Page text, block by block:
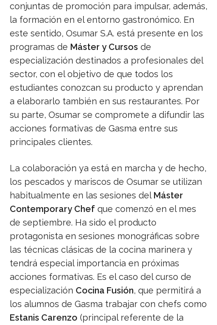
conjuntas de promoción para impulsar, además,
la formación en el entorno gastronómico. En
este sentido, Osumar S.A. está presente en los
programas de Máster y Cursos de
especialización destinados a profesionales del
sector, con el objetivo de que todos los
estudiantes conozcan su producto y aprendan
a elaborarlo también en sus restaurantes. Por
su parte, Osumar se compromete a difundir las
acciones formativas de Gasma entre sus
principales clientes.
La colaboración ya está en marcha y de hecho,
los pescados y mariscos de Osumar se utilizan
habitualmente en las sesiones del Máster
Contemporary Chef que comenzó en el mes
de septiembre. Ha sido el producto
protagonista en sesiones monográficas sobre
las técnicas clásicas de la cocina marinera y
tendrá especial importancia en próximas
acciones formativas. Es el caso del curso de
especialización Cocina Fusión, que permitirá a
los alumnos de Gasma trabajar con chefs como
Estanis Carenzo (principal referente de la